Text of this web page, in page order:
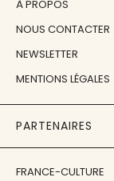
À PROPOS
NOUS CONTACTER
NEWSLETTER
MENTIONS LÉGALES
PARTENAIRES
FRANCE-CULTURE